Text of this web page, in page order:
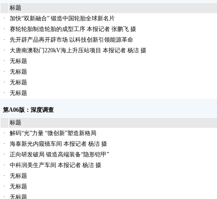
标题
·
加快“双新融合” 锻造中国轮胎全球新名片
·
赛轮轮胎制造轮胎的成型工序 本报记者 张鹏飞 摄
·
先开辟产品再开辟市场 以科技创新引领能源革命
·
大唐南澳勒门220kV海上升压站项目 本报记者 杨洁 摄
·
无标题
·
无标题
·
无标题
·
无标题
第A06版：深度调查
标题
·
解码“光”力量 “微创新”塑造新格局
·
海泰新光内窥镜车间 本报记者 杨洁 摄
·
正向研发破局 锻造高端装备“隐形铠甲”
·
中科润美生产车间 本报记者 杨洁 摄
·
无标题
·
无标题
·
无标题